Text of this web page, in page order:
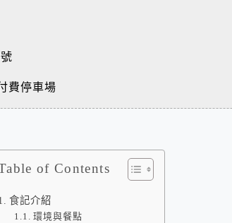
費停車場
of Contents
食記介紹
環境與餐點